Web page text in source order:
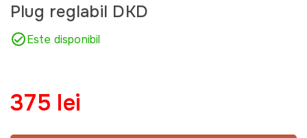
Plug reglabil DKD
Este disponibil
375 lei